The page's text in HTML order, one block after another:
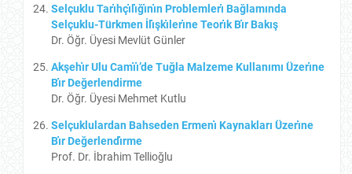
Selçuklu Tarı̇hçı̇lı̇ğı̇nı̇n Problemlerı̇ Bağlamında
Selçuklu-Türkmen İlı̇şkı̇lerı̇ne Teorı̇k Bı̇r Bakış
Dr. Öğr. Üyesi Mevlüt Günler
Akşehı̇r Ulu Camı̇ı̇’de Tuğla Malzeme Kullanımı Üzerı̇ne
Bı̇r Değerlendirme
Dr. Öğr. Üyesi Mehmet Kutlu
Selçuklulardan Bahseden Ermenı̇ Kaynakları Üzerı̇ne
Bı̇r Değerlendı̇rme
Prof. Dr. İbrahim Tellioğlu